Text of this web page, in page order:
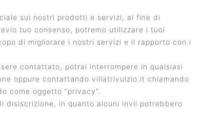
sui nostri prodotti e servizi, al fine di
tuo consenso, potremo utilizzare i tuoi
di migliorare i nostri servizi e il rapporto con i
contattato, potrai interrompere in qualsiasi
oppure contattando villatrivulzio.it chiamando
come oggetto “privacy”.
disiscrizione, in quanto alcuni invii potrebbero